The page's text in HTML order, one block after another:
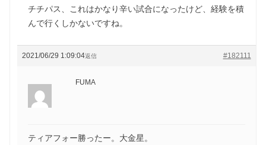
チチパス、これはかなり辛い試合になったけど、経験を積
んで行くしかないですね。
2021/06/29 1:09:04 #182111
返信
FUMA
ティアフォー勝ったー。大金星。